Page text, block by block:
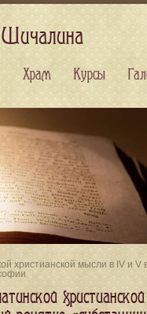
христианской мысли в IV и
Храм Курсы